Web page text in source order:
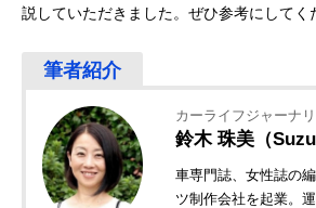
説していただきました。ぜひ参考にしてく
カーライフジャーナ
鈴木 珠美（
車専門誌、女性誌の
ツ制作会社を起業。